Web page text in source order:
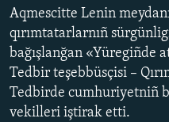
Русский
Українською
QOŞULIÑIZ!
Aqmescitte Lenin
qırımtatarlarnıñ sürgünligi
bağışlanğan «Yüregiñde
Tedbir teşebbüsçisi –
Tedbirde cumhuriyetniñ
vekilleri iştirak etti.